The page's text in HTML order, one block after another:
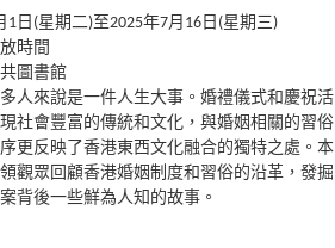
1日(星期二)至2025年7月16日(星期三)
時間
圖書館
人來說是一件人生大事。婚禮儀式和慶祝活
社會豐富的傳統和文化，與婚姻相關的習俗
更反映了香港東西文化融合的獨特之處。本
觀眾回顧香港婚姻制度和習俗的沿革，發掘
背後一些鮮為人知的故事。